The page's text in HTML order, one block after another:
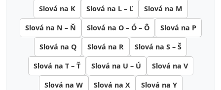
Slová na K Slová na L – Ľ Slová na M
Slová na N – Ň Slová na O – Ó – Ô Slová na P
Slová na Q Slová na R Slová na S – Š
Slová na T – Ť Slová na U – Ú Slová na V
Slová na W Slová na X Slová na Y